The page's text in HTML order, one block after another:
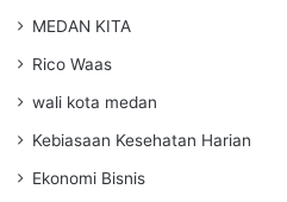
MEDAN KITA
Rico Waas
wali kota medan
Kebiasaan Kesehatan Harian
Ekonomi Bisnis